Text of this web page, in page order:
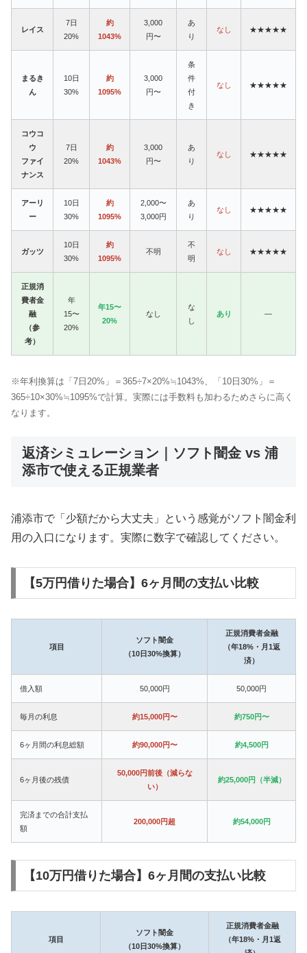
レイス
7日
20%
約
1043%
3,000
円〜
あ
り
なし ★★★★★
まるき
ん
10日
30%
約
1095%
3,000
円〜
条
件
付
き
なし ★★★★★
コウコ
ウ
ファイ
ナンス
7日
20%
約
1043%
3,000
円〜
あ
り
なし ★★★★★
アーリ
ー
10日
30%
約
1095%
2,000〜
3,000円
あ
り
なし ★★★★★
ガッツ
10日
30%
約
1095%
不明
不
明
なし ★★★★★
正規消
費者金
融
（参
考）
年
15〜
20%
年15〜
20%
なし
な
し
あり —
※年利換算は「7日20%」＝365÷7×20%≒1043%、「10日30%」＝
365÷10×30%≒1095%で計算。実際には手数料も加わるためさらに高く
なります。
返済シミュレーション｜ソフト闇金 vs 浦
添市で使える正規業者
浦添市で「少額だから大丈夫」という感覚がソフト闇金利
用の入口になります。実際に数字で確認してください。
【5万円借りた場合】6ヶ月間の支払い比較
項目
ソフト闇金
（10日30%換算）
正規消費者金融
（年18%・月1返
済）
借入額 50,000円 50,000円
毎月の利息 約15,000円〜 約750円〜
6ヶ月間の利息総額 約90,000円〜 約4,500円
6ヶ月後の残債
50,000円前後（減らな
い）
約25,000円（半減）
完済までの合計支払
額
200,000円超 約54,000円
【10万円借りた場合】6ヶ月間の支払い比較
項目
ソフト闇金
（10日30%換算）
正規消費者金融
（年18%・月1返